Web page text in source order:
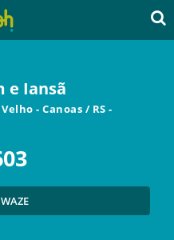
e Iansã
- Canoas / RS -